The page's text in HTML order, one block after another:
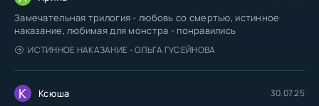
Замечательная трилогия - любовь со смертью, истинное
наказание, любимая для монстра - понравились
ИСТИННОЕ НАКАЗАНИЕ - ОЛЬГА ГУСЕЙНОВА
К Ксюша 30.07.25